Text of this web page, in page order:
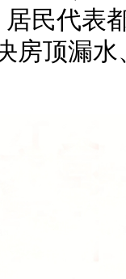
民代表
房顶漏